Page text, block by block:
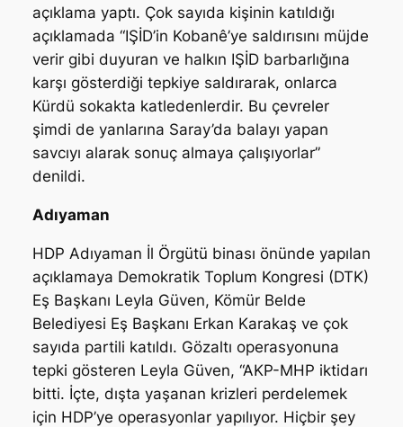
açıklama yaptı. Çok sayıda kişinin katıldığı
açıklamada “IŞİD’in Kobanê’ye saldırısını müjde
verir gibi duyuran ve halkın IŞİD barbarlığına
karşı gösterdiği tepkiye saldırarak, onlarca
Kürdü sokakta katledenlerdir. Bu çevreler
şimdi de yanlarına Saray’da balayı yapan
savcıyı alarak sonuç almaya çalışıyorlar”
denildi.
Adıyaman
HDP Adıyaman İl Örgütü binası önünde yapılan
açıklamaya Demokratik Toplum Kongresi (DTK)
Eş Başkanı Leyla Güven, Kömür Belde
Belediyesi Eş Başkanı Erkan Karakaş ve çok
sayıda partili katıldı. Gözaltı operasyonuna
tepki gösteren Leyla Güven, “AKP-MHP iktidarı
bitti. İçte, dışta yaşanan krizleri perdelemek
için HDP’ye operasyonlar yapılıyor. Hiçbir şey